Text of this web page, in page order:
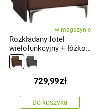
w magazynie
Rozkładany fotel
wielofunkcyjny + łóżko
Baron, brązowy
729,99zł
Do koszyka